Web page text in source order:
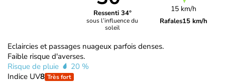
Ressenti 34°
sous l’influence du
soleil
15 km/h
Rafales15 km/h
Eclaircies et passages nuageux parfois denses.
Faible risque d'averses.
Risque de pluie
20 %
Indice UV8 Très fort